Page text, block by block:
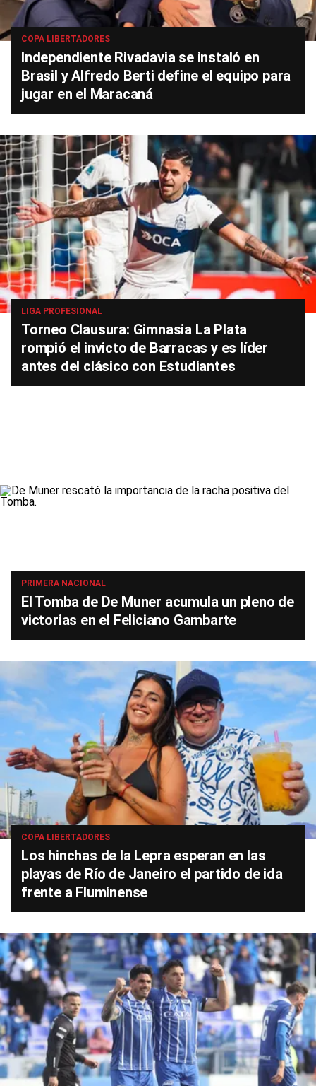
COPA LIBERTADORES
Independiente Rivadavia se instaló en
Brasil y Alfredo Berti define el equipo para
jugar en el Maracaná
LIGA PROFESIONAL
Torneo Clausura: Gimnasia La Plata
rompió el invicto de Barracas y es líder
antes del clásico con Estudiantes
PRIMERA NACIONAL
El Tomba de De Muner acumula un pleno de
victorias en el Feliciano Gambarte
COPA LIBERTADORES
Los hinchas de la Lepra esperan en las
playas de Río de Janeiro el partido de ida
frente a Fluminense